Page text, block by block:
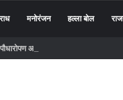
मनोरंजन हल्ला बोल
पौधारोपण अभियान, पर्यावरण संरक्षण का दिया